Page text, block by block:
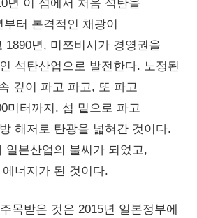
년 이 섬에서 처음 석탄을
터 본격적인 채광이
1890년, 미쯔비시가 경영권을
석탄산업으로 발전한다. 노정된
깊이 파고 파고, 또 파고
미터까지. 섬 밑으로 파고
해저로 탄광을 넓혀간 것이다.
일본산업의 불씨가 되었고,
너지가 된 것이다.
목받은 것은 2015년 일본정부에